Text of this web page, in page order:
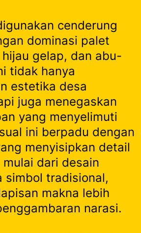
cenderung
dominasi palet
gelap, dan abu-
tidak hanya
estetika desa
juga menegaskan
yang menyelimuti
ini berpadu dengan
menyisipkan detail
dari desain
simbol tradisional,
makna lebih
narasi.